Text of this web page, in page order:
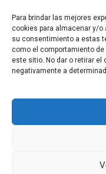
Para brindar las mejores
cookies para almacenar y/o
su consentimiento a estas
como el comportamiento
este sitio. No dar o retirar
negativamente a
Política de
©2026 Puntodis.